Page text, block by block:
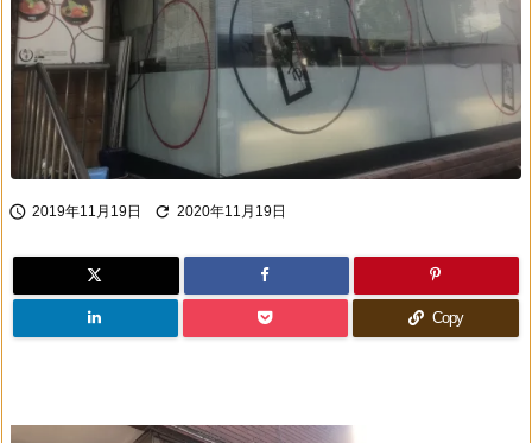
 2019年11月19日  2020年11月19日
Copy